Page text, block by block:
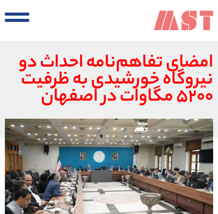
امضای تفاهم‌نامه احداث دو
نیروگاه خورشیدی به ظرفیت
۵۲۰۰ مگاوات در اصفهان